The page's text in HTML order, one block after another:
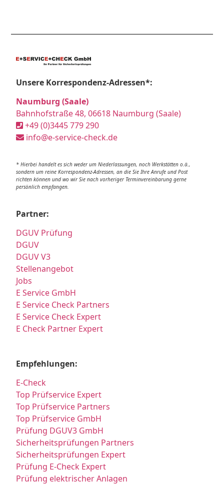
Unsere Korrespondenz-Adressen*:
Naumburg (Saale)
Bahnhofstraße 48, 06618 Naumburg (Saale)
+49 (0)3445 779 290
info@e-service-check.de
* Hierbei handelt es sich weder um Niederlassungen, noch Werkstätten o.ä.,
sondern um reine Korrespondenz-Adressen, an die Sie Ihre Anrufe und Post
richten können und wo wir Sie nach vorheriger Terminvereinbarung gerne
persönlich empfangen.
Partner:
DGUV Prüfung
DGUV
DGUV V3
Stellenangebot
Jobs
E Service GmbH
E Service Check Partners
E Service Check Expert
E Check Partner Expert
Empfehlungen:
E-Check
Top Prüfservice Expert
Top Prüfservice Partners
Top Prüfservice GmbH
Prüfung DGUV3 GmbH
Sicherheitsprüfungen Partners
Sicherheitsprüfungen Expert
Prüfung E-Check Expert
Prüfung elektrischer Anlagen